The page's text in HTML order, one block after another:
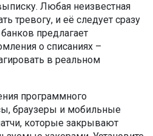
Любая неизвестная
тревогу, и её следует сразу
предлагает
о списаниях –
в реальном
программного
браузеры и мобильные
которые закрывают